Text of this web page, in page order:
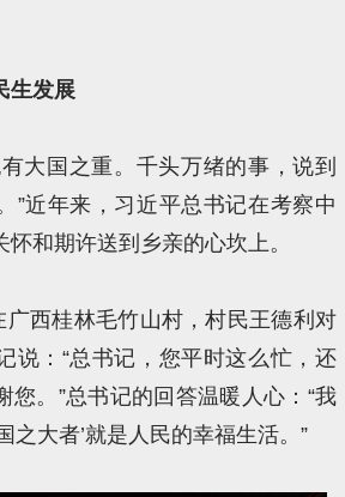
生发展
大国之重。千头万绪的事，说到
”近年来，习近平总书记在考察中
和期许送到乡亲的心坎上。
广西桂林毛竹山村，村民王德利对
说：“总书记，您平时这么忙，还
您。”总书记的回答温暖人心：“我
之大者’就是人民的幸福生活。”